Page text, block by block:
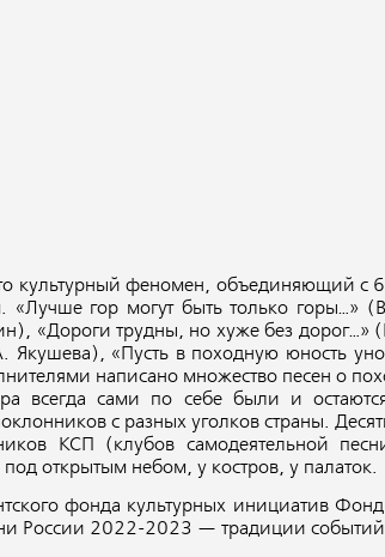
культурный феномен, объединяющий с
«Лучше гор могут быть только горы…»
«Дороги трудны, но хуже без
«Пусть в походную юность
написано множество песен о
всегда сами по себе были и
с разных уголков страны.
КСП (клубов самодеятельной
под открытым небом, у костров, у палаток.
фонда культурных инициатив
России 2022-2023 — традиции